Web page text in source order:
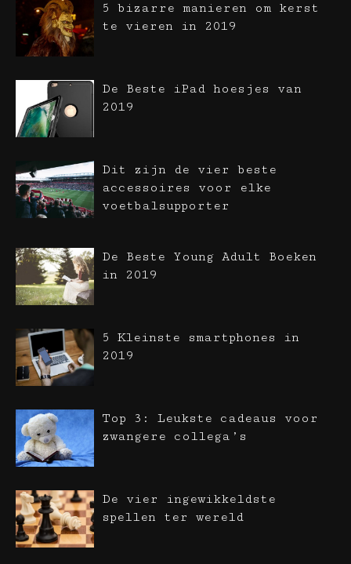
5 bizarre manieren om kerst
te vieren in 2019
De Beste iPad hoesjes van
2019
Dit zijn de vier beste
accessoires voor elke
voetbalsupporter
De Beste Young Adult Boeken
in 2019
5 Kleinste smartphones in
2019
Top 3: Leukste cadeaus voor
zwangere collega’s
De vier ingewikkeldste
spellen ter wereld